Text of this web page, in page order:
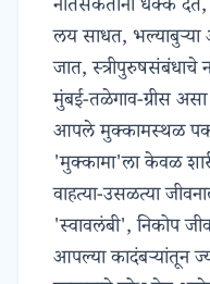
नातेसंकेतांना धक्के देत,
लय साधत, भल्याबुऱ्या
जात,
मुंबई-तळेगाव-ग्रीस
आपले मुक्कामस्थळ
'मुक्कामा'ला केवळ
वाहत्या-उसळत्या
'स्वावलंबी', निकोप
आपल्या कादंबऱ्यांतून